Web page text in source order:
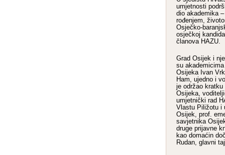
umjetnosti
dio akademika
rođenjem,
Osječko-
osječkoj
članova HAZU.
Grad Osijek i
su
Osijeka Ivan
Ham, ujedno i
je održao
Osijeka,
umjetnički rad
Vlastu Piližotu i
Osijek, prof.
savjetnika
druge prijavne
kao domaćin
Rudan, glavni